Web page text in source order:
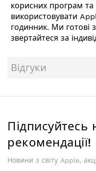
корисних програм
використовувати
годинник. Ми готові
звертайтеся за
Відгуки
Підписуйтесь
рекомендації!
Новини з світу Apple,